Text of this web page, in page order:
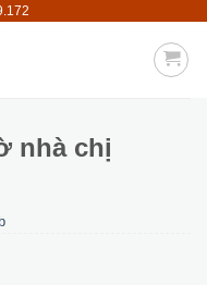
nhà chị